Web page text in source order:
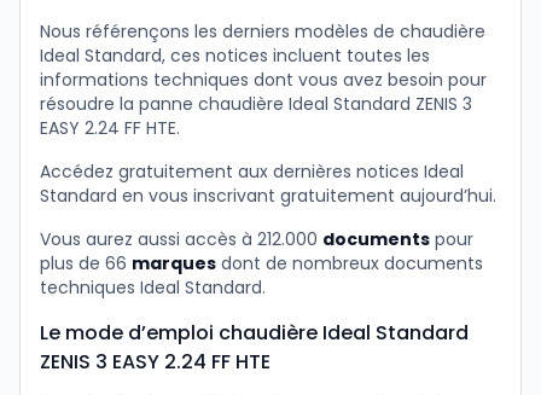
Nous référençons les derniers modèles de chaudière
Ideal Standard, ces notices incluent toutes les
informations techniques dont vous avez besoin pour
résoudre la panne chaudière Ideal Standard ZENIS 3
EASY 2.24 FF HTE.
Accédez gratuitement aux dernières notices Ideal
Standard en vous inscrivant gratuitement aujourd’hui.
Vous aurez aussi accès à 212.000 documents pour
plus de 66 marques dont de nombreux documents
techniques Ideal Standard.
Le mode d’emploi chaudière Ideal Standard
ZENIS 3 EASY 2.24 FF HTE